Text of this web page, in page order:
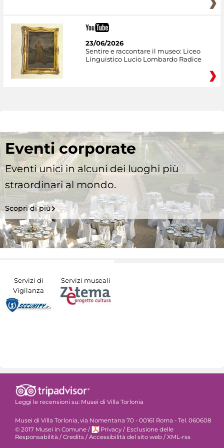
23/06/2026
Sentire e raccontare il museo: Liceo
Linguistico Lucio Lombardo Radice
Eventi corporate
Eventi unici in alcuni dei luoghi più
straordinari al mondo.
Scopri di più
Servizi di
Vigilanza
Servizi museali
Leggi le recensioni su: Musei di Villa Torlonia
Musei di Villa Torlonia, via Nomentana 70 - 00161 Roma - Tel. 060608
© 2017 Musei in Comune / Privacy / Esclusione delle
Responsabilità / Credits / Accessibilità del sito web / XML-rss